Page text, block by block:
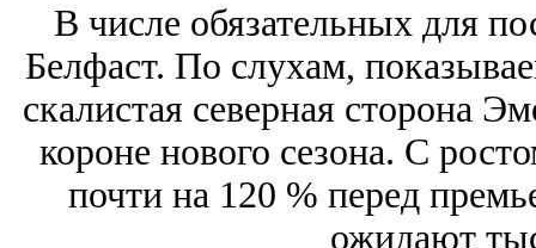
В числе обязательных для
Белфаст. По слухам,
скалистая северная сторона
короне нового сезона. С
почти на 120 % перед
ожидают